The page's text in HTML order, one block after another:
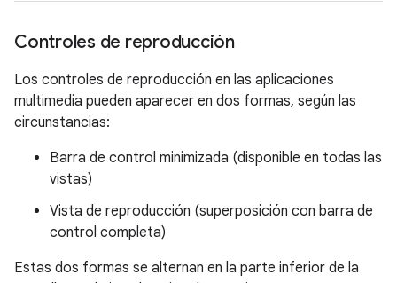
Controles de reproducción
Los controles de reproducción en las aplicaciones
multimedia pueden aparecer en dos formas, según las
circunstancias:
Barra de control minimizada (disponible en todas las
vistas)
Vista de reproducción (superposición con barra de
control completa)
Estas dos formas se alternan en la parte inferior de la